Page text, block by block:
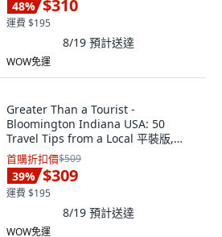
48% $310
運費 $195
8/19 預計送達
WOW免運
Greater Than a Tourist -
Bloomington Indiana USA: 50
Travel Tips from a Local 平裝版,
Independently Published, 英文
首購折扣價$509
39% $309
運費 $195
8/19 預計送達
WOW免運